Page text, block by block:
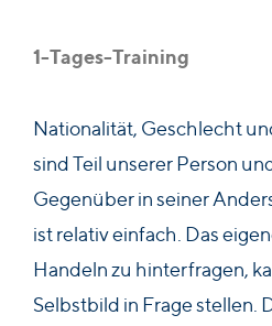
Ansprechpartner*innen
AKTUELL
KONTAKT
1-Tages-Training
Nationalität, Geschlecht
sind Teil unserer Person
Gegenüber in seiner
ist relativ einfach. Das
Handeln zu hinterfragen,
Selbstbild in Frage stellen.